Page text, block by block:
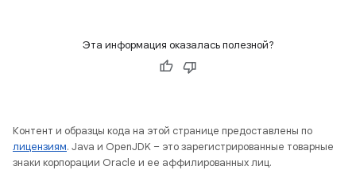
Эта информация оказалась полезной?
Контент и образцы кода на этой странице предоставлены по
лицензиям. Java и OpenJDK – это зарегистрированные товарные
знаки корпорации Oracle и ее аффилированных лиц.